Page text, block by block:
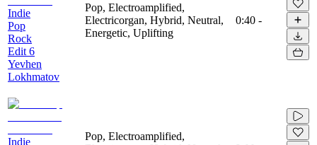
Indie
Pop
Rock
Edit 6
Yevhen
Lokhmatov
Pop, Electroamplified,
Electricorgan, Hybrid, Neutral,
Energetic, Uplifting
0:40 -
Indie
Pop, Electroamplified,